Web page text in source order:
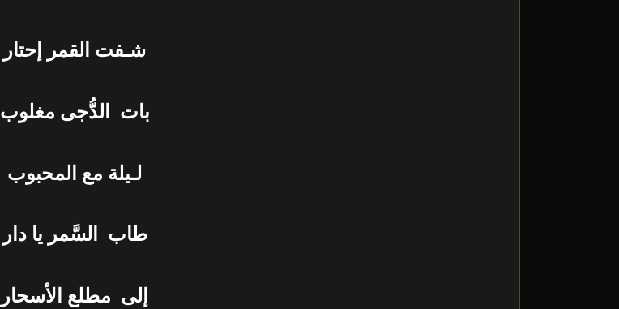
شـفت القمر إحتار
بات الدُّجى مغلوب
لـيلة مع المحبوب
طاب السَّمر يا دار
إلى مطلع الأسحار